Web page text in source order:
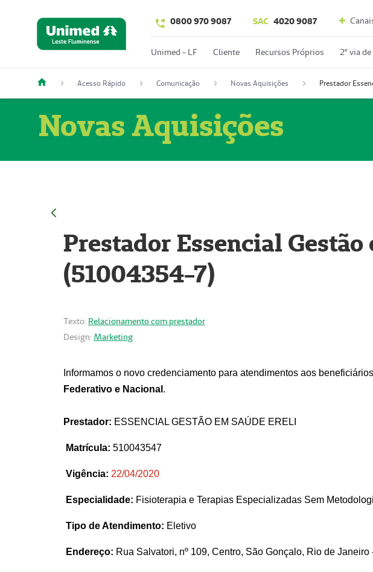
0800 970 9087 SAC 4020 9087
Unimed - LF Cliente Recursos Próprios 2º via
Acesso Rápido Comunicação Novas Aquisições
Novas Aquisições
Prestador Essencial Gestão
(51004354-7)
Texto: Relacionamento com prestador
Design: Marketing
Informamos o novo credenciamento para atendimentos aos
Federativo e Nacional .
Prestador: ESSENCIAL GESTÃO EM SAÚDE ERELI
Matrícula: 510043547
Vigência: 22/04/2020
Especialidade: Fisioterapia e Terapias Especializadas Sem
Tipo de Atendimento: Eletivo
Endereço: Rua Salvatori, nº 109, Centro, São Gonçalo, Rio de